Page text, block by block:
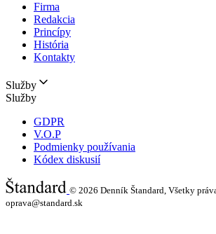
Firma
Redakcia
Princípy
História
Kontakty
Služby
Služby
GDPR
V.O.P
Podmienky používania
Kódex diskusií
© 2026 Denník Štandard, Všetky
oprava@standard.sk